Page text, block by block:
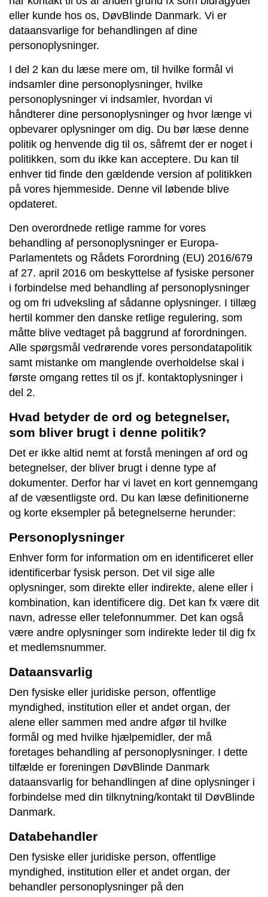
eller kunde hos os, DøvBlinde Danmark. Vi er
dataansvarlige for behandlingen af dine
personoplysninger.
I del 2 kan du læse mere om, til hvilke formål vi
indsamler dine personoplysninger, hvilke
personoplysninger vi indsamler, hvordan vi
håndterer dine personoplysninger og hvor længe vi
opbevarer oplysninger om dig. Du bør læse denne
politik og henvende dig til os, såfremt der er noget i
politikken, som du ikke kan acceptere. Du kan til
enhver tid finde den gældende version af politikken
på vores hjemmeside. Denne vil løbende blive
opdateret.
Den overordnede retlige ramme for vores
behandling af personoplysninger er Europa-
Parlamentets og Rådets Forordning (EU) 2016/679
af 27. april 2016 om beskyttelse af fysiske personer
i forbindelse med behandling af personoplysninger
og om fri udveksling af sådanne oplysninger. I tillæg
hertil kommer den danske retlige regulering, som
måtte blive vedtaget på baggrund af forordningen.
Alle spørgsmål vedrørende vores persondatapolitik
samt mistanke om manglende overholdelse skal i
første omgang rettes til os jf. kontaktoplysninger i
del 2.
Hvad betyder de ord og betegnelser,
som bliver brugt i denne politik?
Det er ikke altid nemt at forstå meningen af ord og
betegnelser, der bliver brugt i denne type af
dokumenter. Derfor har vi lavet en kort gennemgang
af de væsentligste ord. Du kan læse definitionerne
og korte eksempler på betegnelserne herunder:
Personoplysninger
Enhver form for information om en identificeret eller
identificerbar fysisk person. Det vil sige alle
oplysninger, som direkte eller indirekte, alene eller i
kombination, kan identificere dig. Det kan fx være dit
navn, adresse eller telefonnummer. Det kan også
være andre oplysninger som indirekte leder til dig fx
et medlemsnummer.
Dataansvarlig
Den fysiske eller juridiske person, offentlige
myndighed, institution eller et andet organ, der
alene eller sammen med andre afgør til hvilke
formål og med hvilke hjælpemidler, der må
foretages behandling af personoplysninger. I dette
tilfælde er foreningen DøvBlinde Danmark
dataansvarlig for behandlingen af dine oplysninger i
forbindelse med din tilknytning/kontakt til DøvBlinde
Danmark.
Databehandler
Den fysiske eller juridiske person, offentlige
myndighed, institution eller et andet organ, der
behandler personoplysninger på den